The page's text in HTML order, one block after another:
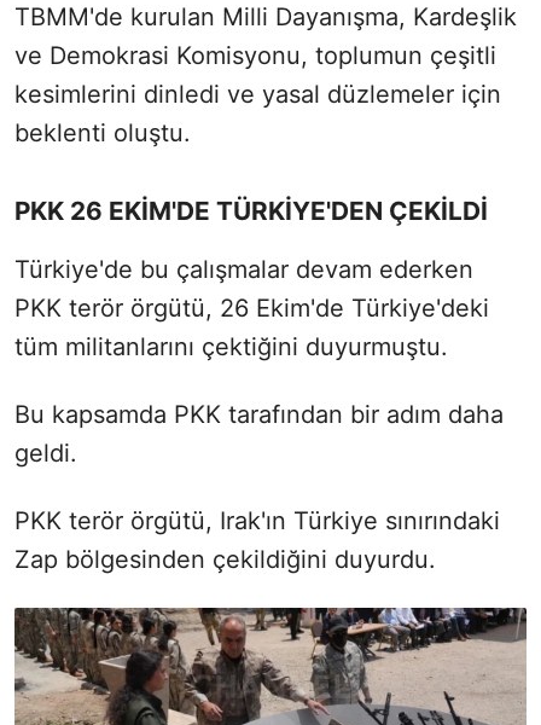
TBMM'de kurulan Milli Dayanışma, Kardeşlik
ve Demokrasi Komisyonu, toplumun çeşitli
kesimlerini dinledi ve yasal düzlemeler için
beklenti oluştu.
PKK 26 EKİM'DE TÜRKİYE'DEN ÇEKİLDİ
Türkiye'de bu çalışmalar devam ederken
PKK terör örgütü, 26 Ekim'de Türkiye'deki
tüm militanlarını çektiğini duyurmuştu.
Bu kapsamda PKK tarafından bir adım daha
geldi.
PKK terör örgütü, Irak'ın Türkiye sınırındaki
Zap bölgesinden çekildiğini duyurdu.